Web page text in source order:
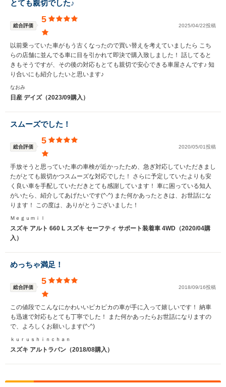
とても親切でした♪
総合評価
5
2025/04/22投稿
以前乗っていた車がもう古くなったので買い替えを考えていましたら こち
らの店舗に並んでる車に目を引かれて即決で購入致しました！ 話してると
きもそうですが、その後の対応もとても親切で安心できる車屋さんです♪ 知
り合いにも紹介したいと思います♪
なおみ
日産 デイズ（2023/09購入）
スムーズでした！
総合評価
5
2020/05/01投稿
手放そうと思っていた車の車検が近かったため、急ぎ対応していただきまし
たがとても親切かつスムーズな対応でした！ さらに予定していたよりも安
く良い車を手配していただきとても感謝しています！ 車に困っている知人
がいたら、紹介してあげたいです(^-^) また何かあったときは、お世話にな
ります！ この度は、ありがとうございました！
Ｍｅｇｕｍｉｌ
スズキ アルト 660 L スズキ セーフティ サポート装着車 4WD（2020/04購
入）
めっちゃ満足！
総合評価
5
2018/09/16投稿
この値段でこんなにかわいいピカピカの車が手に入って嬉しいです！ 納車
も迅速で対応もとても丁寧でした！ また何かあったらお世話になりますの
で、よろしくお願いします(^-^)
ｋｕｒｕｓｈｉｎｃｈａｎ
スズキ アルトラパン（2018/08購入）